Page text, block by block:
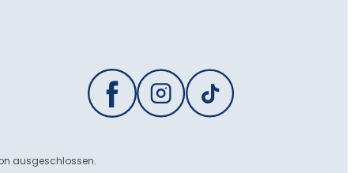
ausgeschlossen.